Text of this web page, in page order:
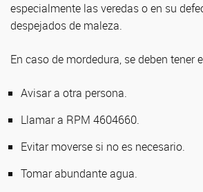
especialmente las veredas o en su
despejados de maleza.
En caso de mordedura, se deben tener
Avisar a otra persona.
Llamar a RPM 4604660.
Evitar moverse si no es necesario.
Tomar abundante agua.